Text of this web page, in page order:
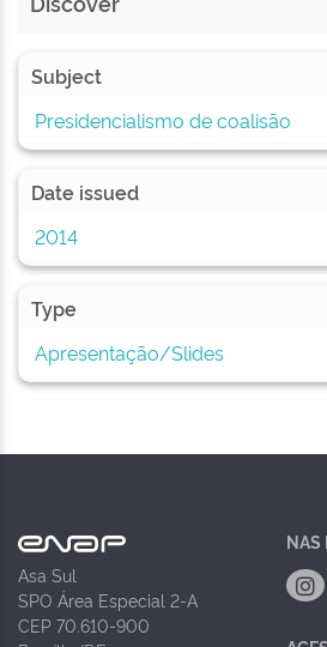
Subject
Presidencialismo de coalisão
Date issued
2014
Type
Apresentação/Slides
Asa Sul
SPO Área Especial 2-A
CEP 70.610-900
NAS